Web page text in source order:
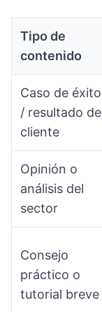
Tipo de
contenido
Caso de éxito
/ resultado de
cliente
Opinión o
análisis del
sector
Consejo
práctico o
tutorial breve